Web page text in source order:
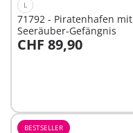
L
71792 - Piratenhafen mit
Seeräuber-Gefängnis
CHF 89,90
In den Warenkorb
BESTSELLER